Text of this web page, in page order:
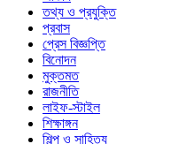
তথ্য ও প্রযুক্তি
প্রবাস
প্রেস বিজ্ঞপ্তি
বিনোদন
মুক্তমত
রাজনীতি
লাইফ-স্টাইল
শিক্ষাঙ্গন
শিল্প ও সাহিত্য